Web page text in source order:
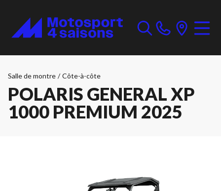
Salle de montre / Côte-à-côte
POLARIS GENERAL XP
1000 PREMIUM 2025